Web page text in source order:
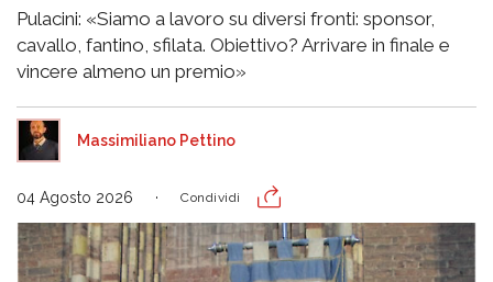
Pulacini: «Siamo a lavoro su diversi fronti: sponsor,
cavallo, fantino, sfilata. Obiettivo? Arrivare in finale e
vincere almeno un premio»
Massimiliano Pettino
04 Agosto 2026 Condividi